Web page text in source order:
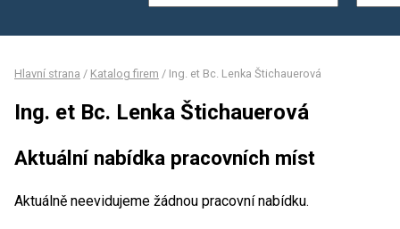
Hlavní strana / Katalog firem / Ing. et Bc. Lenka Štichauerová
Ing. et Bc. Lenka Štichauerová
Aktuální nabídka pracovních míst
Aktuálně neevidujeme žádnou pracovní nabídku.